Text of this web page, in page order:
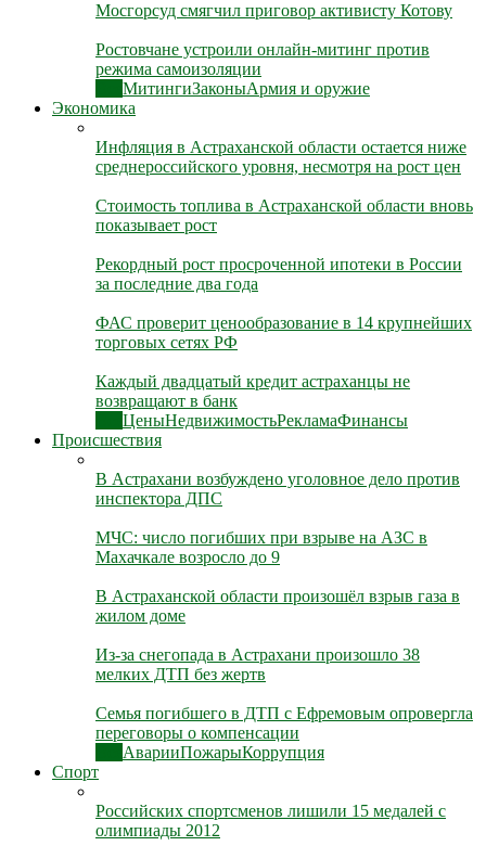
Мосгорсуд смягчил приговор активисту Котову
Ростовчане устроили онлайн-митинг против
режима самоизоляции
МитингиЗаконыАрмия и оружие
Экономика
Инфляция в Астраханской области остается ниже
среднероссийского уровня, несмотря на рост цен
Стоимость топлива в Астраханской области вновь
показывает рост
Рекордный рост просроченной ипотеки в России
за последние два года
ФАС проверит ценообразование в 14 крупнейших
торговых сетях РФ
Каждый двадцатый кредит астраханцы не
возвращают в банк
ЦеныНедвижимостьРекламаФинансы
Происшествия
В Астрахани возбуждено уголовное дело против
инспектора ДПС
МЧС: число погибших при взрыве на АЗС в
Махачкале возросло до 9
В Астраханской области произошёл взрыв газа в
жилом доме
Из-за снегопада в Астрахани произошло 38
мелких ДТП без жертв
Семья погибшего в ДТП с Ефремовым опровергла
переговоры о компенсации
АварииПожарыКоррупция
Спорт
Российских спортсменов лишили 15 медалей с
олимпиады 2012